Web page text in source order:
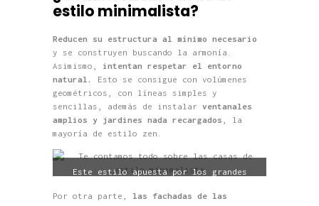
estilo minimalista?
Reducen su estructura al mínimo necesario
y se construyen buscando la armonía.
Asimismo, intentan respetar el entorno
natural.
Esto se consigue con volúmenes
geométricos, con líneas simples y
sencillas, además de instalar ventanales
amplios y jardines nada recargados , la
mayoría de estilo zen.
Este estilo apuesta por los grandes
Por otra parte, las fachadas de las